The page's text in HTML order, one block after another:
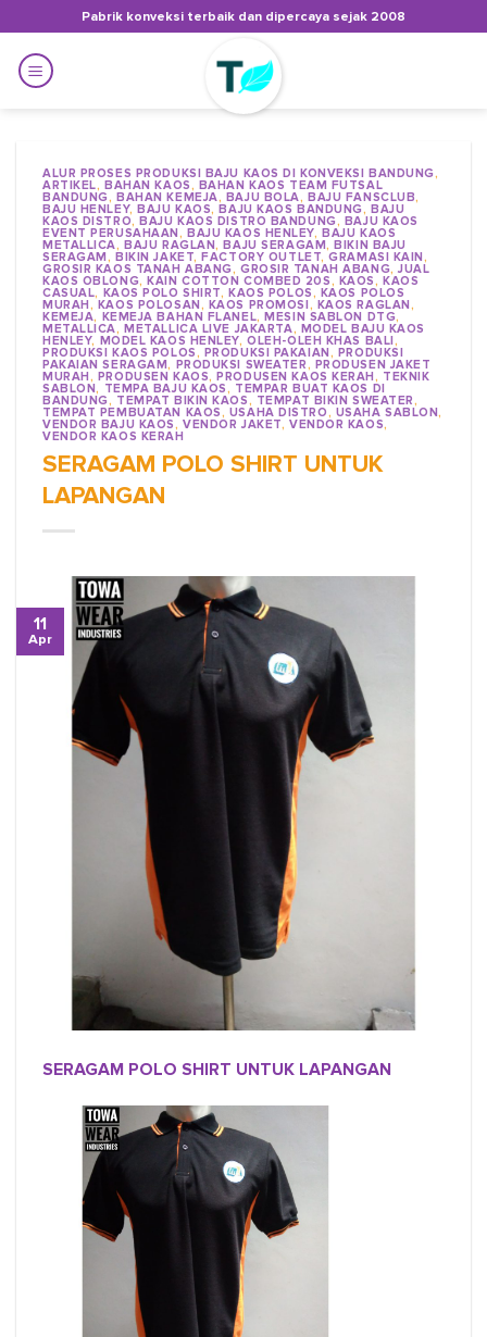
to
content
Pabrik konveksi terbaik dan dipercaya sejak 2008
ALUR PROSES PRODUKSI BAJU KAOS DI KONVEKSI BANDUNG,
ARTIKEL,BAHAN KAOS, BAHAN KAOS TEAM FUTSAL
BANDUNG,BAHAN KEMEJA, BAJU BOLA,BAJU FANSCLUB,
BAJU HENLEY,BAJU KAOS,BAJU KAOS BANDUNG,BAJU
KAOS DISTRO,BAJU KAOS DISTRO BANDUNG, BAJU KAOS
EVENT PERUSAHAAN,BAJU KAOS HENLEY,BAJU KAOS
METALLICA,BAJU RAGLAN,BAJU SERAGAM,BIKIN BAJU
SERAGAM,BIKIN JAKET,FACTORY OUTLET,GRAMASI KAIN,
GROSIR KAOS TANAH ABANG,GROSIR TANAH ABANG,JUAL
KAOS OBLONG,KAIN COTTON COMBED 20S, KAOS,KAOS
CASUAL, KAOS POLO SHIRT,KAOS POLOS, KAOS POLOS
MURAH, KAOS POLOSAN, KAOS PROMOSI, KAOS RAGLAN,
KEMEJA, KEMEJA BAHAN FLANEL,MESIN SABLON DTG,
METALLICA,METALLICA LIVE JAKARTA, MODEL BAJU KAOS
HENLEY, MODEL KAOS HENLEY,OLEH-OLEH KHAS BALI,
PRODUKSI KAOS POLOS, PRODUKSI PAKAIAN, PRODUKSI
PAKAIAN SERAGAM, PRODUKSI SWEATER, PRODUSEN JAKET
MURAH, PRODUSEN KAOS,PRODUSEN KAOS KERAH, TEKNIK
SABLON, TEMPA BAJU KAOS, TEMPAR BUAT KAOS DI
BANDUNG, TEMPAT BIKIN KAOS, TEMPAT BIKIN SWEATER,
TEMPAT PEMBUATAN KAOS, USAHA DISTRO, USAHA SABLON,
VENDOR BAJU KAOS,VENDOR JAKET, VENDOR KAOS,
VENDOR KAOS KERAH
SERAGAM POLO SHIRT UNTUK
LAPANGAN
11
Apr
SERAGAM POLO SHIRT UNTUK LAPANGAN